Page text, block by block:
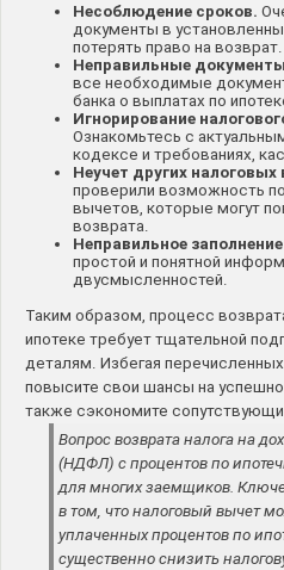
Несоблюдение сроков.
документы в
потерять право на возврат.
Неправильные
все необходимые
банка о выплатах по
Игнорирование
Ознакомьтесь с
кодексе и требованиях,
Неучет других налоговых
проверили возможность
вычетов, которые могут
возврата.
Неправильное
простой и понятной
двусмысленностей.
Таким образом, процесс
ипотеке требует тщательной
деталям. Избегая
повысите свои шансы на
также сэкономите
Вопрос возврата налога на
(НДФЛ) с процентов по
для многих заемщиков.
в том, что налоговый вычет
уплаченных процентов по
существенно снизить